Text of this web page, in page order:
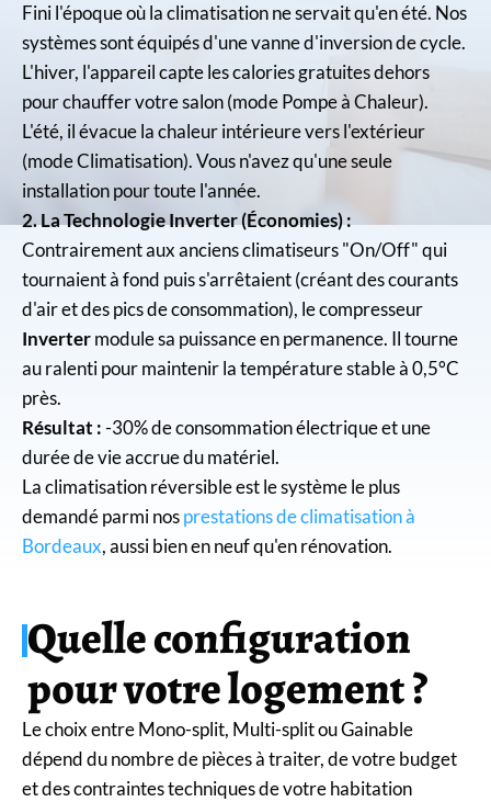
Fini l'époque où la climatisation ne servait qu'en été. Nos
systèmes sont équipés d'une vanne d'inversion de cycle.
L'hiver, l'appareil capte les calories gratuites dehors
pour chauffer votre salon (mode Pompe à Chaleur).
L'été, il évacue la chaleur intérieure vers l'extérieur
(mode Climatisation). Vous n'avez qu'une seule
installation pour toute l'année.
2. La Technologie Inverter (Économies) :
Contrairement aux anciens climatiseurs "On/Off" qui
tournaient à fond puis s'arrêtaient (créant des courants
d'air et des pics de consommation), le compresseur
Invertermodule sa puissance en permanence. Il tourne
au ralenti pour maintenir la température stable à 0,5°C
près.
Résultat :-30% de consommation électrique et une
durée de vie accrue du matériel.
La climatisation réversible est le système le plus
demandé parmi nosprestations de climatisation à
Bordeaux, aussi bien en neuf qu'en rénovation.
Quelle configuration
pour votre logement ?
Le choix entre Mono-split, Multi-split ou Gainable
dépend du nombre de pièces à traiter, de votre budget
et des contraintes techniques de votre habitation